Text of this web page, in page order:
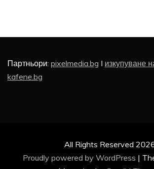
Партньори: pixelmedia.bg I изкупуване
kafene.bg
All Rights Reserved
Proudly powered by WordPress |